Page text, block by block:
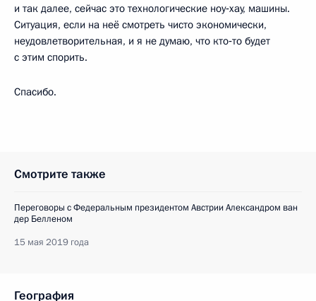
и так далее, сейчас это технологические ноу‑хау, машины.
Ситуация, если на неё смотреть чисто экономически,
неудовлетворительная, и я не думаю, что кто‑то будет
с этим спорить.
Спасибо.
Смотрите также
Переговоры с Федеральным президентом Австрии Александром ван
дер Белленом
15 мая 2019 года
География